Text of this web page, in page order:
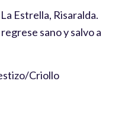
Estrella, Risaralda.
sano y salvo a
Criollo